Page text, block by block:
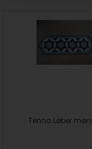
Tenna Løber